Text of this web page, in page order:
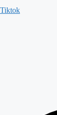
Tiktok